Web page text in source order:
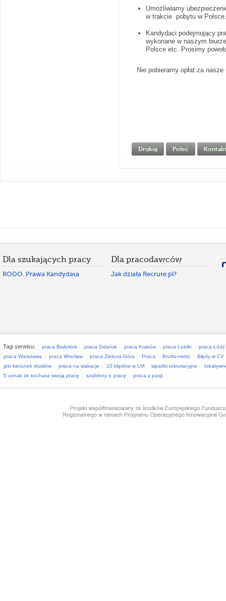
Umożliwiamy
w trakcie pobytu w
Kandydaci podejmujący
wykonane w naszym
Polsce etc. Prosimy
Nie pobieramy opłat za
Drukuj Poleć
Dla szukających pracy
RODO. Prawa Kandydata
Dla pracodawców
Jak działa Recrute.pl?
Tagi serwisu: praca Białystok praca Gdańsk praca Kraków praca Lublin
praca Łódź
praca Warszawa
praca Wrocław praca Zielona Góra Praca Brutto-netto
Błędy w CV
jaki kierunek studiów
praca na wakacje 10 błędów w LM wpadki rekrutacyjne
5 oznak że kochasz swoją pracę
szablony o pracę praca z pasji